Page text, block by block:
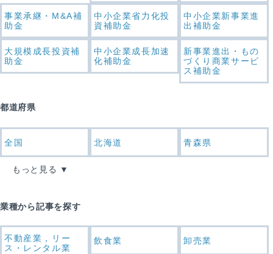
事業承継・M&A補
助金
中小企業省力化投
資補助金
中小企業新事業進
出補助金
大規模成長投資補
助金
中小企業成長加速
化補助金
新事業進出・もの
づくり商業サービ
ス補助金
都道府県
全国 北海道 青森県
もっと見る
業種から記事を探す
不動産業，リー
ス・レンタル業
飲食業 卸売業